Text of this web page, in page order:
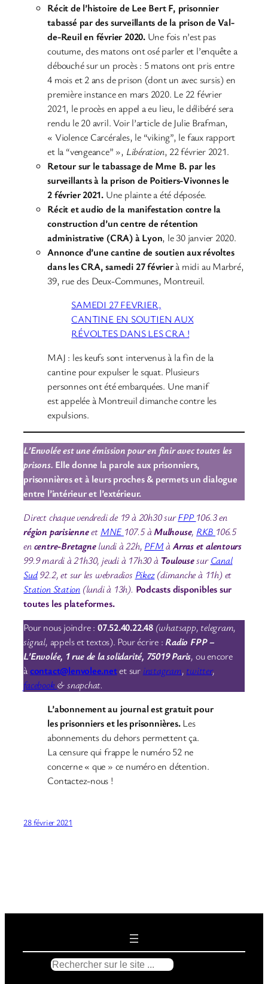
Récit de l’histoire de Lee Bert F, prisonnier
tabassé par des surveillants de la prison de Val-
de-Reuil en février 2020. Une fois n’est pas
coutume, des matons ont osé parler et l’enquête a
débouché sur un procès : 5 matons ont pris entre
4 mois et 2 ans de prison (dont un avec sursis) en
première instance en mars 2020. Le 22 février
2021, le procès en appel a eu lieu, le délibéré sera
rendu le 20 avril. Voir l’article de Julie Brafman,
« Violence Carcérales, le “viking”, le faux rapport
et la “vengeance” », Libération, 22 février 2021.
Retour sur le tabassage de Mme B. par les
surveillants à la prison de Poitiers-Vivonnes le
2 février 2021. Une plainte a été déposée.
Récit et audio de la manifestation contre la
construction d’un centre de rétention
administrative (CRA) à Lyon, le 30 janvier 2020.
Annonce d’une cantine de soutien aux révoltes
dans les CRA, samedi 27 févrierà midi au Marbré,
39, rue des Deux-Communes, Montreuil.
SAMEDI 27 FEVRIER,
CANTINE EN SOUTIEN AUX
RÉVOLTES DANS LES CRA !
MAJ : les keufs sont intervenus à la fin de la
cantine pour expulser le squat. Plusieurs
personnes ont été embarquées. Une manif
est appelée à Montreuil dimanche contre les
expulsions.
L’Envolée est une émission pour en finir avec toutes les
prisons. Elle donne la parole aux prisonniers,
prisonnières et à leurs proches & permets un dialogue
entre l’intérieur et l’extérieur.
Direct chaque vendredi de 19 à 20h30 surFPP106.3 en
région parisienneet MNE 107.5 àMulhouse, RKB 106.5
encentre-Bretagnelundi à 22h, PFMàArras et alentours
99.9 mardi à 21h30, jeudi à 17h30 àToulousesurCanal
Sud92.2,et sur les webradios Pikez(dimanche à 11h) et
Station Station (lundi à 13h). Podcasts disponibles sur
toutes les plateformes.
Pour nous joindre : 07.52.40.22.48(whatsapp, telegram,
signal, appels et textos). Pour écrire : Radio FPP –
L’Envolée, 1 rue de la solidarité, 75019 Paris, ou encore
àcontact@lenvolee.netet sur instagram, twitter,
facebook& snapchat.
L’abonnement au journal est gratuit pour
les prisonniers et les prisonnières.Les
abonnements du dehors permettent ça.
La censure qui frappe le numéro 52 ne
concerne « que » ce numéro en détention.
Contactez-nous !
28 février 2021